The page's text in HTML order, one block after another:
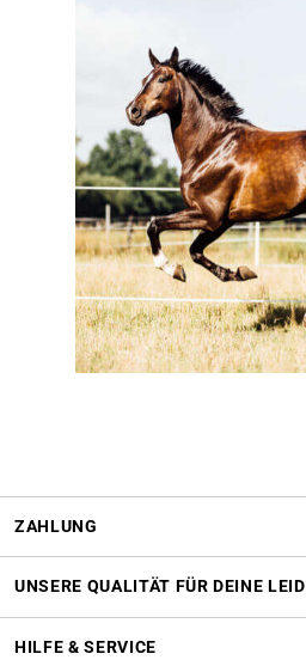
ZAHLUNG
UNSERE QUALITÄT FÜR DEINE
HILFE & SERVICE